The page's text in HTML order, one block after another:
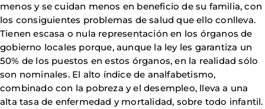
menos y se cuidan menos en beneficio de su familia, con
los consiguientes problemas de salud que ello conlleva.
Tienen escasa o nula representación en los órganos de
gobierno locales porque, aunque la ley les garantiza un
50% de los puestos en estos órganos, en la realidad sólo
son nominales. El alto índice de analfabetismo,
combinado con la pobreza y el desempleo, lleva a una
alta tasa de enfermedad y mortalidad, sobre todo infantil.